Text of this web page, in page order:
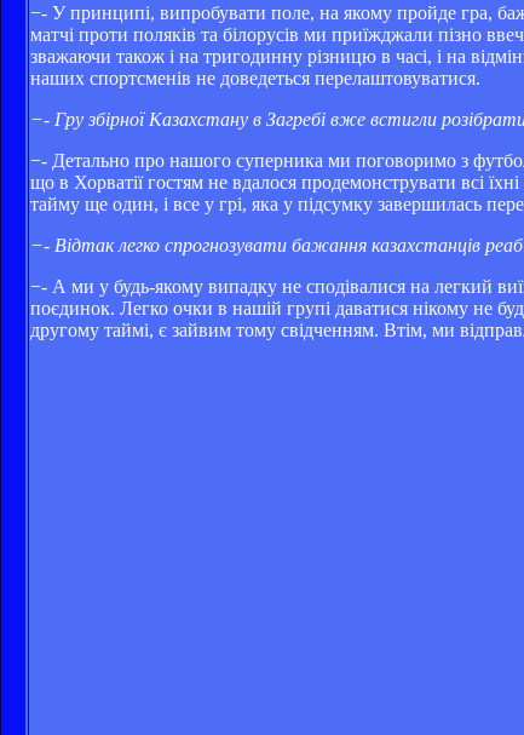
−- У принципі, випробувати поле, на якому пройде гра,
матчі проти поляків та білорусів ми приїжджали пізно
зважаючи також і на тригодинну різницю в часі, і на
наших спортсменів не доведеться перелаштовуватися.
−- Гру збірної Казахстану в Загребі вже встигли
−- Детально про нашого суперника ми поговоримо з
що в Хорватії гостям не вдалося продемонструвати всі
тайму ще один, і все у грі, яка у підсумку завершилась
−- Відтак легко спрогнозувати бажання казахстанців
−- А ми у будь-якому випадку не сподівалися на легкий
поєдинок. Легко очки в нашій групі даватися нікому не
другому таймі, є зайвим тому свідченням. Втім, ми